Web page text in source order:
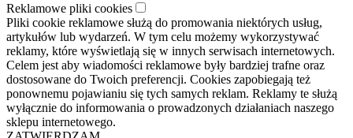
Reklamowe pliki cookies
Pliki cookie reklamowe służą do promowania niektórych usług,
artykułów lub wydarzeń. W tym celu możemy wykorzystywać
reklamy, które wyświetlają się w innych serwisach internetowych.
Celem jest aby wiadomości reklamowe były bardziej trafne oraz
dostosowane do Twoich preferencji. Cookies zapobiegają też
ponownemu pojawianiu się tych samych reklam. Reklamy te służą
wyłącznie do informowania o prowadzonych działaniach naszego
sklepu internetowego.